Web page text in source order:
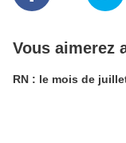
Vous aimerez
RN : le mois de